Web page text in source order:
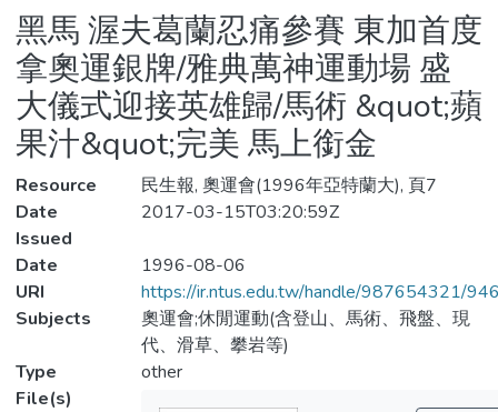
Statistics
黑馬 渥夫葛蘭忍痛參賽 東加首度
拿奧運銀牌/雅典萬神運動場 盛
大儀式迎接英雄歸/馬術 &quot;蘋
果汁&quot;完美 馬上銜金
Resource
民生報, 奧運會(1996年亞特蘭大), 頁7
Date
Issued
2017-03-15T03:20:59Z
Date
1996-08-06
URI
https://ir.ntus.edu.tw/handle/987654321/
Subjects
奧運會;休閒運動(含登山、馬術、飛盤、現
代、滑草、攀岩等)
Type
other
File(s)